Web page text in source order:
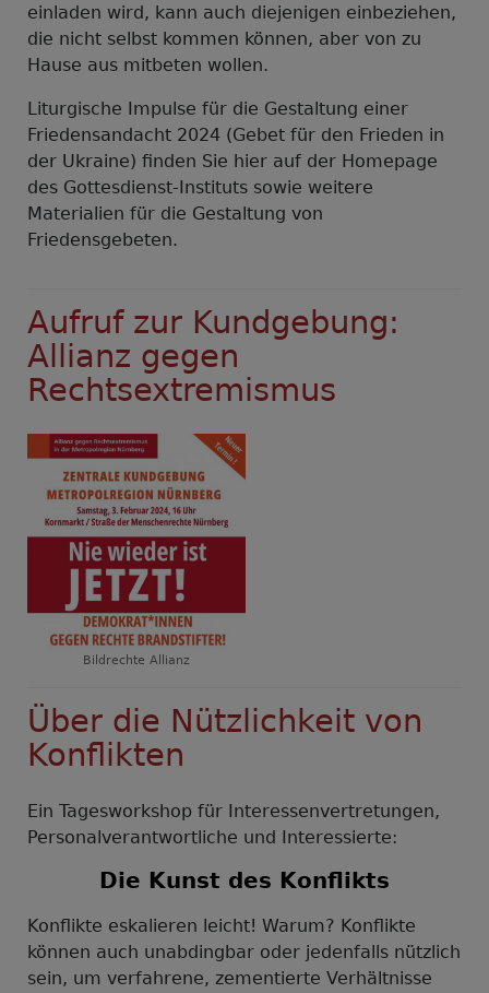
einladen wird, kann auch diejenigen einbeziehen,
die nicht selbst kommen können, aber von zu
Hause aus mitbeten wollen.
Liturgische Impulse für die Gestaltung einer
Friedensandacht 2024 (Gebet für den Frieden in
der Ukraine) finden Sie hier auf der Homepage
des Gottesdienst-Instituts sowie weitere
Materialien für die Gestaltung von
Friedensgebeten.
Aufruf zur Kundgebung:
Allianz gegen
Rechtsextremismus
Bildrechte Allianz
Über die Nützlichkeit von
Konflikten
Ein Tagesworkshop für Interessenvertretungen,
Personalverantwortliche und Interessierte:
Die Kunst des Konflikts
Konflikte eskalieren leicht! Warum? Konflikte
können auch unabdingbar oder jedenfalls nützlich
sein, um verfahrene, zementierte Verhältnisse